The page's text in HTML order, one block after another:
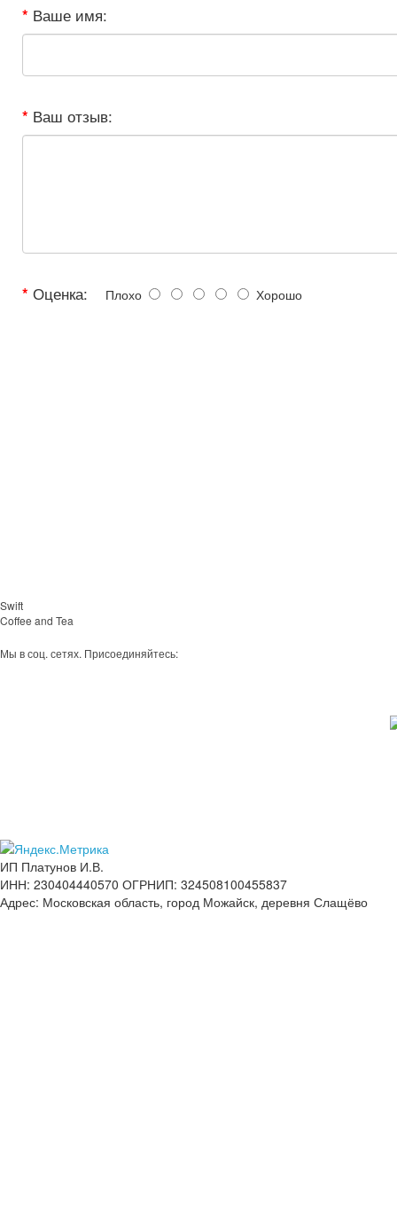
Ваше имя:
Ваш отзыв:
Оценка: Плохо Хорошо
Swift
Coffee and Tea
Мы в соц. сетях. Присоединяйтесь:
ИП Платунов И.В.
ИНН: 230404440570 ОГРНИП: 324508100455837
Адрес: Московская область, город Можайск, деревня Слащёво